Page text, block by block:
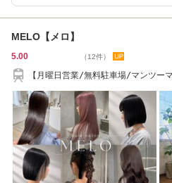
MELO【メロ】
5.00 （12件）
【月曜日営業/無料駐車場/マンツー